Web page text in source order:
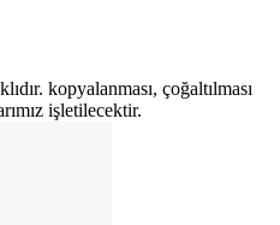
kopyalanması, çoğaltılması
işletilecektir.